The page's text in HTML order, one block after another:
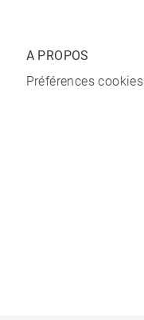
A PROPOS
Préférences cookies